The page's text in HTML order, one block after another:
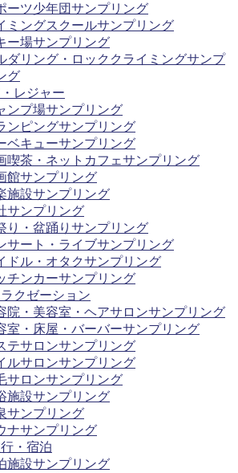
ーツ少年団サンプリング
ミングスクールサンプリング
ー場サンプリング
ダリング・ロッククライミングサンプ
グ
レジャー
ンプ場サンプリング
ンピングサンプリング
ベキューサンプリング
喫茶・ネットカフェサンプリング
館サンプリング
施設サンプリング
サンプリング
り・盆踊りサンプリング
サート・ライブサンプリング
ドル・オタクサンプリング
チンカーサンプリング
クゼーション
院・美容室・ヘアサロンサンプリング
室・床屋・バーバーサンプリング
テサロンサンプリング
ルサロンサンプリング
サロンサンプリング
施設サンプリング
サンプリング
ナサンプリング
・宿泊
施設サンプリング